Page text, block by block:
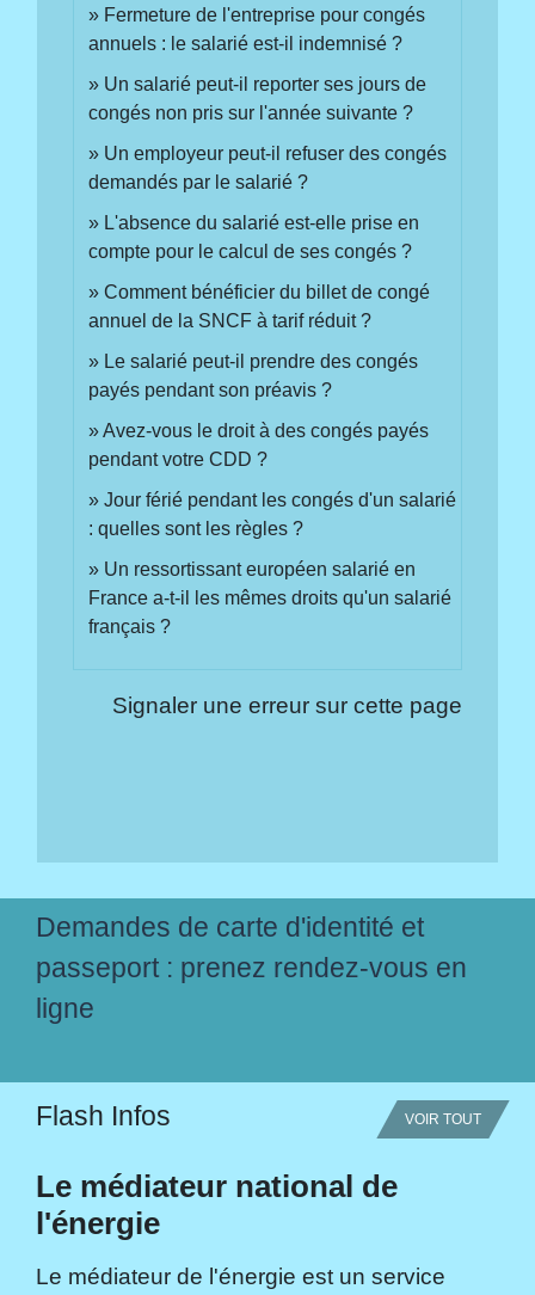
Fermeture de l'entreprise pour congés
annuels : le salarié est-il indemnisé ?
Un salarié peut-il reporter ses jours de
congés non pris sur l'année suivante ?
Un employeur peut-il refuser des congés
demandés par le salarié ?
L'absence du salarié est-elle prise en
compte pour le calcul de ses congés ?
Comment bénéficier du billet de congé
annuel de la SNCF à tarif réduit ?
Le salarié peut-il prendre des congés
payés pendant son préavis ?
Avez-vous le droit à des congés payés
pendant votre CDD ?
Jour férié pendant les congés d'un salarié
: quelles sont les règles ?
Un ressortissant européen salarié en
France a-t-il les mêmes droits qu'un salarié
français ?
Signaler une erreur sur cette page
Demandes de carte d'identité et
passeport : prenez rendez-vous en
ligne
Flash Infos VOIR TOUT
Le médiateur national de
l'énergie
Le médiateur de l'énergie est un service